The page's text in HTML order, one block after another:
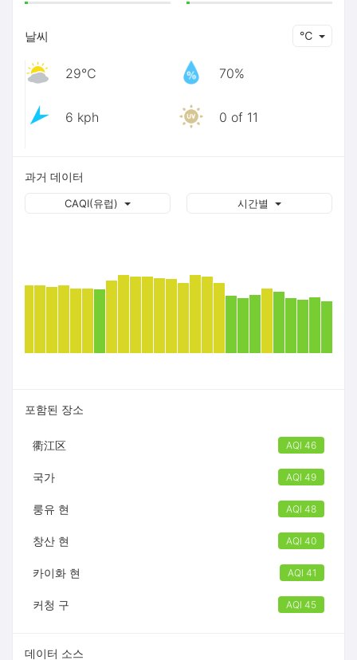
날씨 ℃
29℃ 70%
6 kph 0 of 11
과거 데이터
시간별
CAQI(유럽)
포함된 장소
衢江区 AQI 46
국가 AQI 49
룽유 현 AQI 48
창산 현 AQI 40
카이화 현 AQI 41
커청 구 AQI 45
데이터 소스